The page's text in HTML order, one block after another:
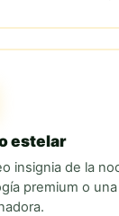
estelar
insignia de la
premium o